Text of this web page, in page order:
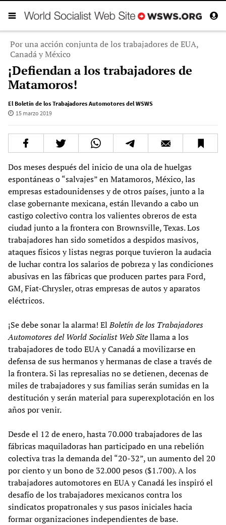
Por una acción conjunta de los trabajadores de EUA,
Canadá y México
¡Defiendan a los trabajadores de
Matamoros!
El Boletín de los Trabajadores Automotores del WSWS
15 marzo 2019
Dos meses después del inicio de una ola de huelgas
espontáneas o “salvajes” en Matamoros, México, las
empresas estadounidenses y de otros países, junto a la
clase gobernante mexicana, están llevando a cabo un
castigo colectivo contra los valientes obreros de esta
ciudad junto a la frontera con Brownsville, Texas. Los
trabajadores han sido sometidos a despidos masivos,
ataques físicos y listas negras porque tuvieron la audacia
de luchar contra los salarios de pobreza y las condiciones
abusivas en las fábricas que producen partes para Ford,
GM, Fiat-Chrysler, otras empresas de autos y aparatos
eléctricos.
¡Se debe sonar la alarma! ElBoletín de los Trabajadores
Automotores del World Socialist Web Sitellama a los
trabajadores de todo EUA y Canadá a movilizarse en
defensa de sus hermanos y hermanas de clase a través de
la frontera. Si las represalias no se detienen, decenas de
miles de trabajadores y sus familias serán sumidas en la
destitución y serán material para superexplotación en los
años por venir.
Desde el 12 de enero, hasta 70.000 trabajadores de las
fábricas maquiladoras han participado en una rebelión
colectiva tras la demanda del “20-32”, un aumento del 20
por ciento y un bono de 32.000 pesos ($1.700). A los
trabajadores automotores en EUA y Canadá les inspiró el
desafío de los trabajadores mexicanos contra los
sindicatos propatronales y sus pasos iniciales hacia
formar organizaciones independientes de base.